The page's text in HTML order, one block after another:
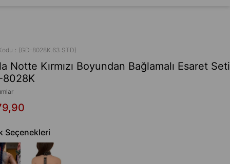
(GD-8028K.63.STD)
Notte Kırmızı Boyundan Bağlamalı Esaret Seti
8028K
Seçenekleri